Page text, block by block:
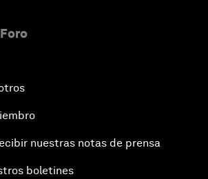
nuestras notas de prensa
boletines